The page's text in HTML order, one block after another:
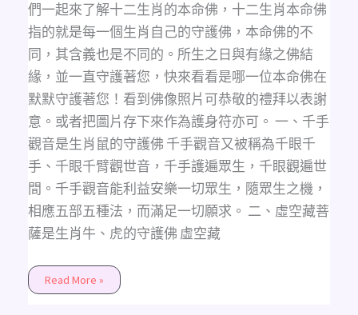
們一起來了解十二生肖的本命佛，十二生肖本命佛
指的就是每一個生肖自己的守護佛，本命佛的不
同，其含義也是不同的。所生之日與有緣之佛結
緣，並一直守護著您，快來看看是哪一位本命佛在
默默守護著您！看到佛像照片可恭敬的禮拜以表謝
意。或者把圖片存下來作為護身符亦可。 一、千手
觀音是生肖鼠的守護佛 千手觀音又被稱為千眼千
手、千眼千臂觀世音，千手護遍眾生，千眼觀遍世
間。千手觀音能利益安樂一切眾生，隨眾生之機，
相應五部五種法，而滿足一切願求。 二、虛空藏菩
薩是生肖牛、虎的守護佛 虛空藏
恭
敬
的
拜）
Read More »